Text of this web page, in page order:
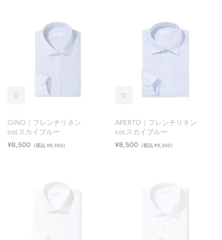
GINO｜フレンチリネン
col.スカイブルー
¥8,500 （税込 ¥9,350）
APERTO｜フレンチリネン
col.スカイブルー
¥8,500（税込 ¥9,350）